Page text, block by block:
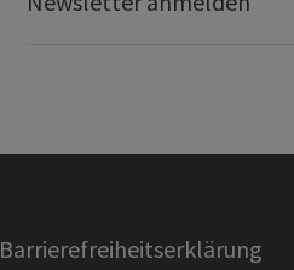
Barrierefreiheitserklärung